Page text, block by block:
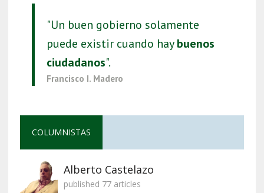
"Un buen gobierno solamente
puede existir cuando haybuenos
ciudadanos".
Francisco I. Madero
COLUMNISTAS
Alberto Castelazo
published 77 articles